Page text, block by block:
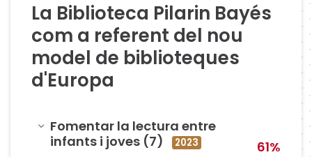
La Biblioteca Pilarin Bayés
com a referent del nou
model de biblioteques
d'Europa
Amagar
Fomentar la lectura entre
infants i joves (7)
2023 61%